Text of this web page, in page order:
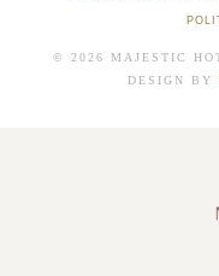
© 2026 MAJESTIC
DESIGN BY